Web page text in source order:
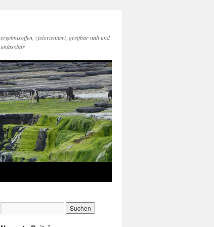
ergebnisoffen, zielorientiert, greifbar nah und
unfassbar